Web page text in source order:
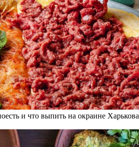
и что выпить на окраине Харькова